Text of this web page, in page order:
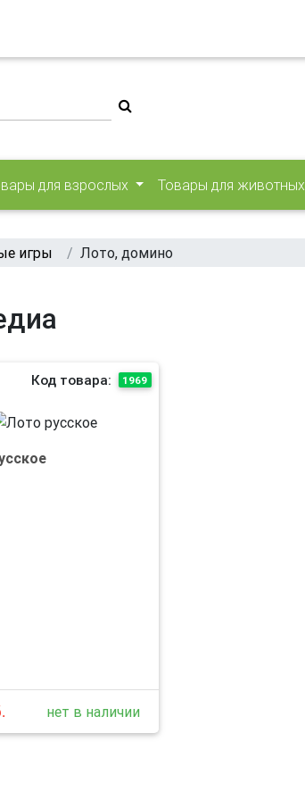
для взрослых Товары для животных
игры Лото, домино
Код товара: 1969
нет в наличии